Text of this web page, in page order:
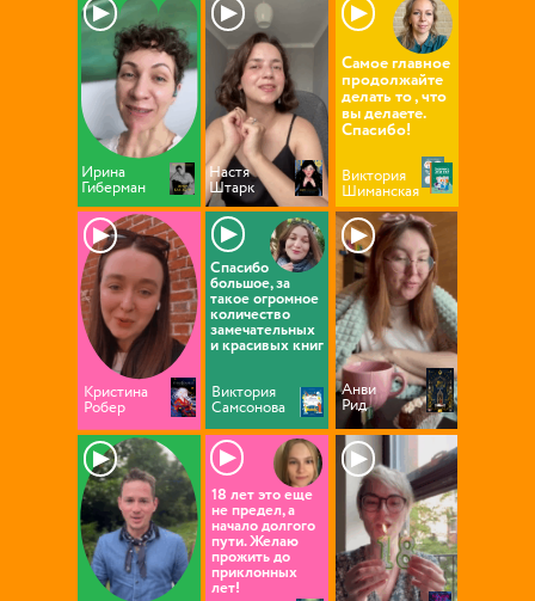
▶
Настя
Штарк
▶
Виктория
Шиманская
Самое главное
продолжайте
делать то , что
вы делаете.
Спасибо!
▶
Кристина
Робер
▶
Виктория
Самсонова
Спасибо
большое, за
такое огромное
количество
замечательных
и красивых книг
▶
▶
Ирина
Гиберман
18 лет это еще
не предел, а
начало долгого
пути. Желаю
прожить до
приклонных
лет!
▶
▶
Анви
Рид
▶